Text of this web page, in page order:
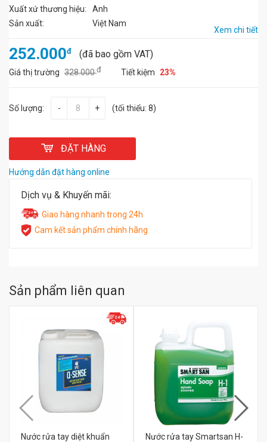
Xuất xứ thương hiệu:
Anh
Sản xuất:
Việt Nam
Xem chi tiết
252.000đ (đã bao gồm VAT)
Giá thị trường 328.000đ Tiết kiệm 23%
Số lượng: - + (tối thiểu: 8)
ĐẶT HÀNG
Hướng dẫn đặt hàng online
Dịch vụ & Khuyến mãi:
Giao hàng nhanh trong 24h
Cam kết sản phẩm chính hãng
Sản phẩm liên quan
Nước rửa tay diệt khuẩn
Nước rửa tay Smartsan H-